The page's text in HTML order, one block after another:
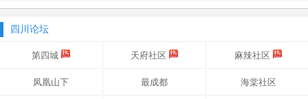
四川论坛
第四城 天府社区 麻辣社区
凤凰山下 最成都 海棠社区